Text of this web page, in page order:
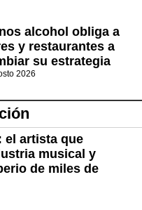
alcohol obliga a
y restaurantes a
su estrategia
2026
el artista que
musical y
de miles de